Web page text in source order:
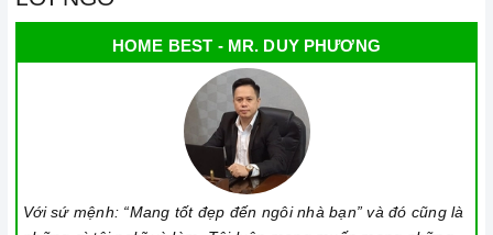
HOME BEST - MR. DUY PHƯƠNG
Với sứ mệnh: “Mang tốt đẹp đến ngôi nhà bạn” và đó cũng là